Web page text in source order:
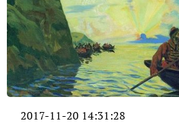
2017-11-20 14:31:28